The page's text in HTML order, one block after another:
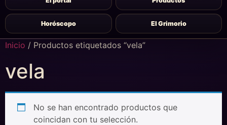
Horóscopo El Grimorio
Inicio / Productos etiquetados “vela”
vela
No se han encontrado productos que
coincidan con tu selección.